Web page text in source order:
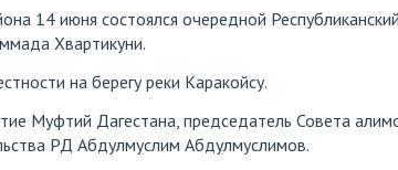
14 июня состоялся очередной
Хвартикуни.
на берегу реки Каракойсу.
Муфтий Дагестана, председатель Совета
РД Абдулмуслим Абдулмуслимов.